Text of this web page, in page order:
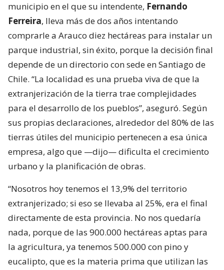
municipio en el que su intendente, Fernando
Ferreira, lleva más de dos años intentando
comprarle a Arauco diez hectáreas para instalar un
parque industrial, sin éxito, porque la decisión final
depende de un directorio con sede en Santiago de
Chile. “La localidad es una prueba viva de que la
extranjerización de la tierra trae complejidades
para el desarrollo de los pueblos”, aseguró. Según
sus propias declaraciones, alrededor del 80% de las
tierras útiles del municipio pertenecen a esa única
empresa, algo que —dijo— dificulta el crecimiento
urbano y la planificación de obras.
“Nosotros hoy tenemos el 13,9% del territorio
extranjerizado; si eso se llevaba al 25%, era el final
directamente de esta provincia. No nos quedaría
nada, porque de las 900.000 hectáreas aptas para
la agricultura, ya tenemos 500.000 con pino y
eucalipto, que es la materia prima que utilizan las